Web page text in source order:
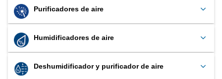
Purificadores de aire
Humidificadores de aire
Deshumidificador y purificador de aire